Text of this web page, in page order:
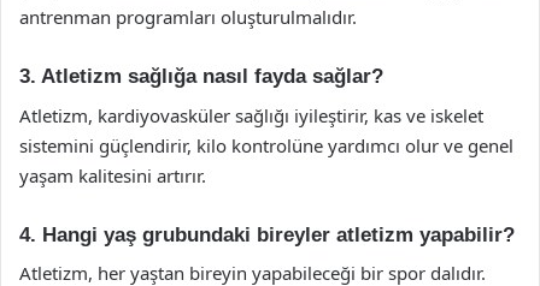
antrenman programları oluşturulmalıdır.
3. Atletizm sağlığa nasıl fayda sağlar?
Atletizm, kardiyovasküler sağlığı iyileştirir, kas ve iskelet
sistemini güçlendirir, kilo kontrolüne yardımcı olur ve genel
yaşam kalitesini artırır.
4. Hangi yaş grubundaki bireyler atletizm yapabilir?
Atletizm, her yaştan bireyin yapabileceği bir spor dalıdır.